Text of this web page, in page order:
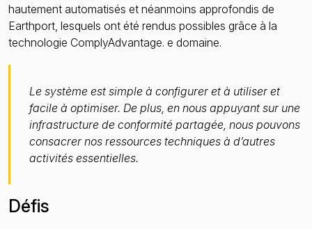
hautement automatisés et néanmoins approfondis de
Earthport, lesquels ont été rendus possibles grâce à la
technologie ComplyAdvantage. e domaine.
Le système est simple à configurer et à utiliser et
facile à optimiser. De plus, en nous appuyant sur une
infrastructure de conformité partagée, nous pouvons
consacrer nos ressources techniques à d’autres
activités essentielles.
Défis